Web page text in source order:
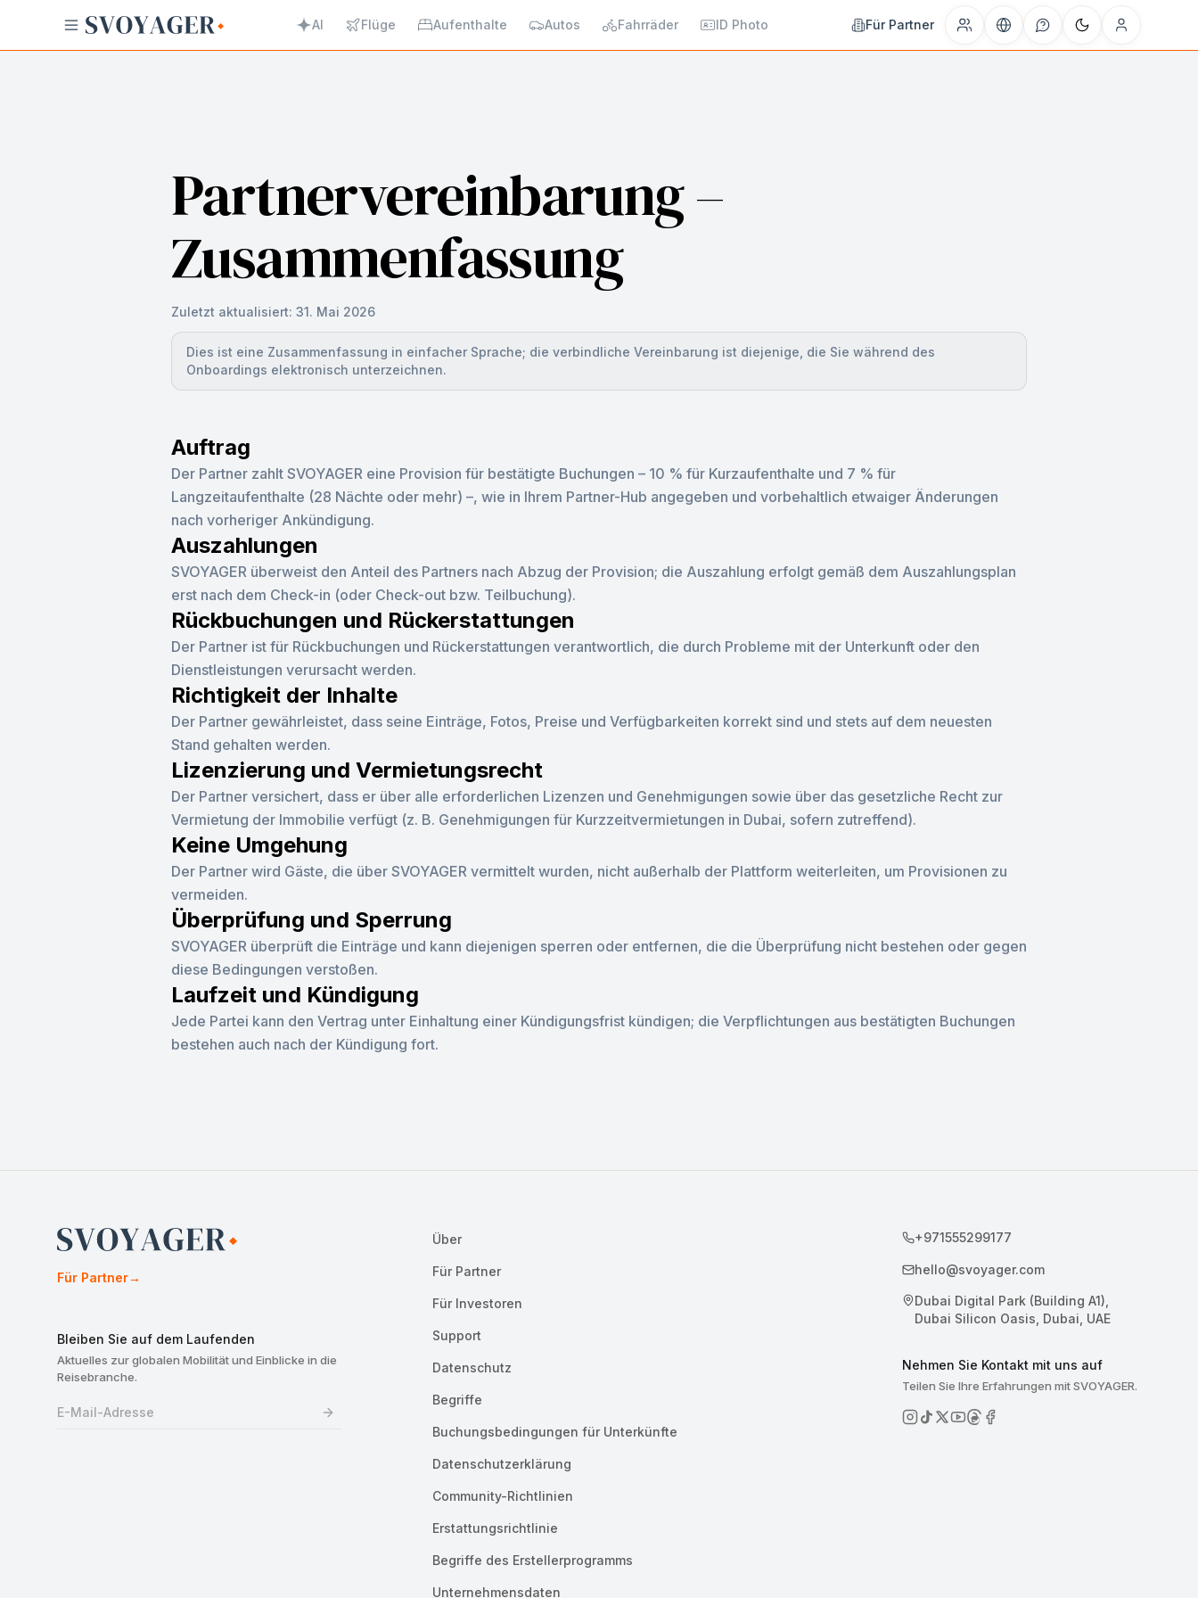
AI Flüge Aufenthalte Autos Fahrräder ID Photo Für Partner
Partnervereinbarung –
Zusammenfassung
Zuletzt aktualisiert: 31. Mai 2026
Dies ist eine Zusammenfassung in einfacher Sprache; die verbindliche Vereinbarung ist diejenige, die Sie während des
Onboardings elektronisch unterzeichnen.
Auftrag
Der Partner zahlt SVOYAGER eine Provision für bestätigte Buchungen – 10 % für Kurzaufenthalte und 7 % für
Langzeitaufenthalte (28 Nächte oder mehr) –, wie in Ihrem Partner-Hub angegeben und vorbehaltlich etwaiger Änderungen
nach vorheriger Ankündigung.
Auszahlungen
SVOYAGER überweist den Anteil des Partners nach Abzug der Provision; die Auszahlung erfolgt gemäß dem Auszahlungsplan
erst nach dem Check-in (oder Check-out bzw. Teilbuchung).
Rückbuchungen und Rückerstattungen
Der Partner ist für Rückbuchungen und Rückerstattungen verantwortlich, die durch Probleme mit der Unterkunft oder den
Dienstleistungen verursacht werden.
Richtigkeit der Inhalte
Der Partner gewährleistet, dass seine Einträge, Fotos, Preise und Verfügbarkeiten korrekt sind und stets auf dem neuesten
Stand gehalten werden.
Lizenzierung und Vermietungsrecht
Der Partner versichert, dass er über alle erforderlichen Lizenzen und Genehmigungen sowie über das gesetzliche Recht zur
Vermietung der Immobilie verfügt (z. B. Genehmigungen für Kurzzeitvermietungen in Dubai, sofern zutreffend).
Keine Umgehung
Der Partner wird Gäste, die über SVOYAGER vermittelt wurden, nicht außerhalb der Plattform weiterleiten, um Provisionen zu
vermeiden.
Überprüfung und Sperrung
SVOYAGER überprüft die Einträge und kann diejenigen sperren oder entfernen, die die Überprüfung nicht bestehen oder gegen
diese Bedingungen verstoßen.
Laufzeit und Kündigung
Jede Partei kann den Vertrag unter Einhaltung einer Kündigungsfrist kündigen; die Verpflichtungen aus bestätigten Buchungen
bestehen auch nach der Kündigung fort.
Für Partner→
Bleiben Sie auf dem Laufenden
Aktuelles zur globalen Mobilität und Einblicke in die
Reisebranche.
Über
Für Partner
Für Investoren
Support
Datenschutz
Begriffe
Buchungsbedingungen für Unterkünfte
Datenschutzerklärung
Community-Richtlinien
Erstattungsrichtlinie
Begriffe des Erstellerprogramms
Unternehmensdaten
+971555299177
hello@svoyager.com
Dubai Digital Park (Building A1),
Dubai Silicon Oasis, Dubai, UAE
Nehmen Sie Kontakt mit uns auf
Teilen Sie Ihre Erfahrungen mit SVOYAGER.